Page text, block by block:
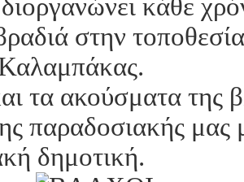
κάθε
στην
τα ακούσματα της
παραδοσιακής μας
δημοτική.